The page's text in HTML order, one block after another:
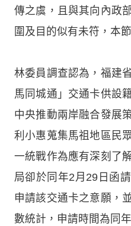
傳之虞，且與其向內政
圍及目的似有未符，本
林委員調查認為，福建
馬同城通」交通卡供設
中央推動兩岸融合發展
利小惠蒐集馬祖地區民
一統戰作為應有深刻了
局卻於同年2月29日函
申請該交通卡之意願，
數統計，申請時間為同